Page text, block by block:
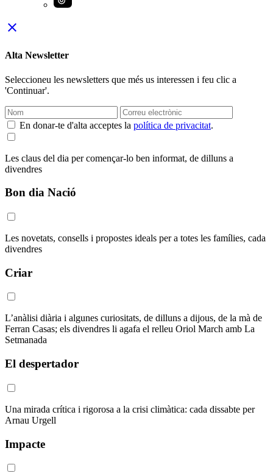
close
Alta Newsletter
Seleccioneu les newsletters que més us interessen i feu clic a
'Continuar'.
En donar-te d'alta acceptes la política de privacitat.
Les claus del dia per començar-lo ben informat, de dilluns a
divendres
Bon dia Nació
Les novetats, consells i propostes ideals per a totes les famílies, cada
divendres
Criar
L’anàlisi diària i algunes curiositats, de dilluns a dijous, de la mà de
Ferran Casas; els divendres li agafa el relleu Oriol March amb La
Setmanada
El despertador
Una mirada crítica i rigorosa a la crisi climàtica: cada dissabte per
Arnau Urgell
Impacte